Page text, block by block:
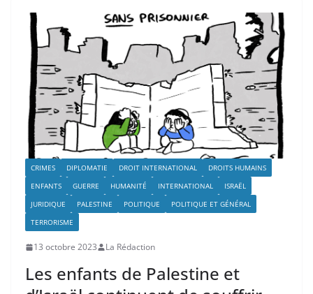
CRIMES DIPLOMATIE DROIT INTERNATIONAL
DROITS HUMAINS
ENFANTS
GUERRE HUMANITÉ INTERNATIONAL
ISRAËL
JURIDIQUE
PALESTINE POLITIQUE
POLITIQUE ET GÉNÉRAL
TERRORISME
13 octobre 2023 La Rédaction
Les enfants de Palestine et